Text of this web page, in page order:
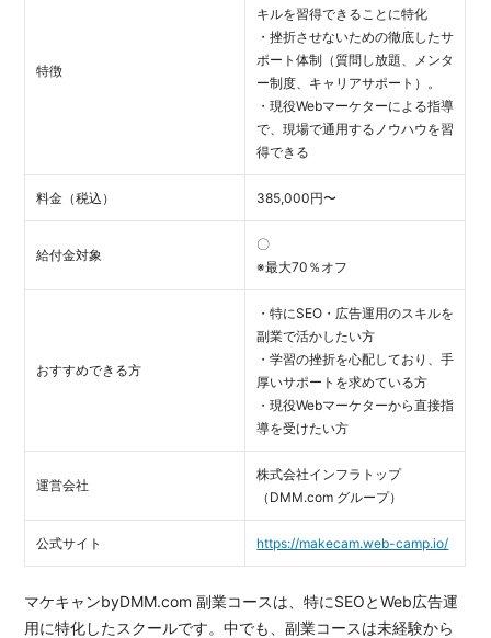
特徴
キルを習得できることに特化
・挫折させないための徹底したサ
ポート体制（質問し放題、メンタ
ー制度、キャリアサポート）。
・現役Webマーケターによる指導
で、現場で通用するノウハウを習
得できる
料金（税込） 385,000円〜
給付金対象
〇
※最大70％オフ
おすすめできる方
・特にSEO・広告運用のスキルを
副業で活かしたい方
・学習の挫折を心配しており、手
厚いサポートを求めている方
・現役Webマーケターから直接指
導を受けたい方
運営会社
株式会社インフラトップ
（DMM.com グループ）
公式サイト https://makecam.web-camp.io/
マケキャンbyDMM.com 副業コースは、特にSEOとWeb広告運
用に特化したスクールです。中でも、副業コースは未経験から